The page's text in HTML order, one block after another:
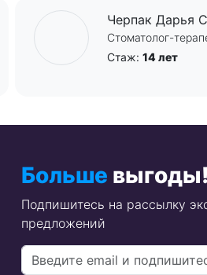
Черпак Дарья
Стоматолог-
Стаж: 14 лет
Больше выгоды!
Подпишитесь на рассылку
предложений